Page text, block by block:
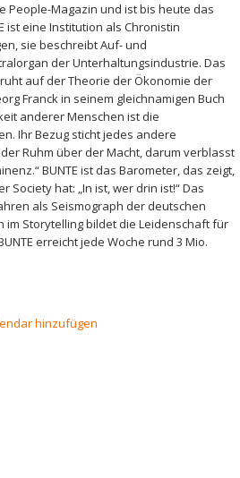
People-Magazin und ist bis heute das
ist eine Institution als Chronistin
sie beschreibt Auf- und
der Unterhaltungsindustrie. Das
auf der Theorie der Ökonomie der
Franck in seinem gleichnamigen Buch
anderer Menschen ist die
Ihr Bezug sticht jedes andere
Ruhm über der Macht, darum verblasst
BUNTE ist das Barometer, das zeigt,
Society hat: „In ist, wer drin ist!“ Das
als Seismograph der deutschen
im Storytelling bildet die Leidenschaft für
erreicht jede Woche rund 3 Mio.
hinzufügen